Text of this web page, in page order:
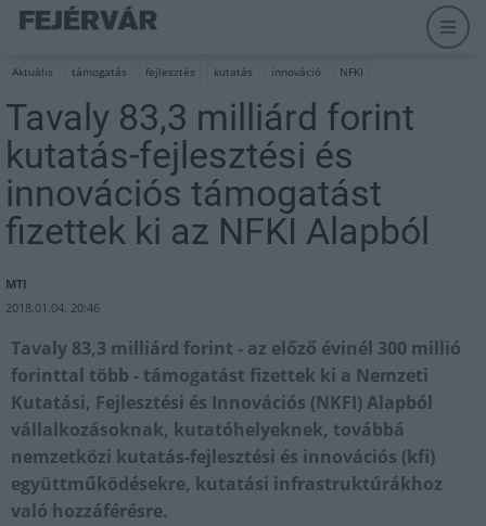
Aktuális támogatás fejlesztés kutatás innováció NFKI
Tavaly 83,3 milliárd forint
kutatás-fejlesztési és
innovációs támogatást
fizettek ki az NFKI Alapból
MTI
2018.01.04. 20:46
Tavaly 83,3 milliárd forint - az előző évinél 300 millió
forinttal több - támogatást fizettek ki a Nemzeti
Kutatási, Fejlesztési és Innovációs (NKFI) Alapból
vállalkozásoknak, kutatóhelyeknek, továbbá
nemzetközi kutatás-fejlesztési és innovációs (kfi)
együttműködésekre, kutatási infrastruktúrákhoz
való hozzáférésre.